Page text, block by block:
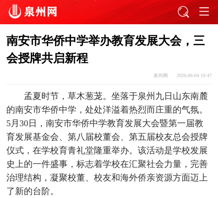
南安市华侨中学举办教育发展大会，三
会授牌共启新程
泉州网 2026-06-04 10:47
孟夏时节，草木葱茏。坐落于泉州九日山东南麓
的南安市华侨中学，处处洋溢着热烈而庄重的气氛。
5月30日，南安市华侨中学教育发展大会暨第一届教
育发展基金会、第八届校董会、第五届校友总会授牌
仪式，在学校育青礼堂隆重举办。该活动是学校发展
史上的一件盛事，标志着学校在汇聚社会力量，完善
治理结构，凝聚校董、校友和海外侨亲资源方面迈上
了新的台阶。